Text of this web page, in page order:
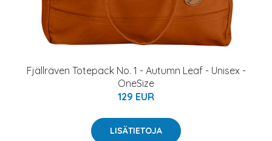
Fjällräven Totepack No. 1 - Autumn Leaf - Unisex -
OneSize
129 EUR
LISÄTIETOJA